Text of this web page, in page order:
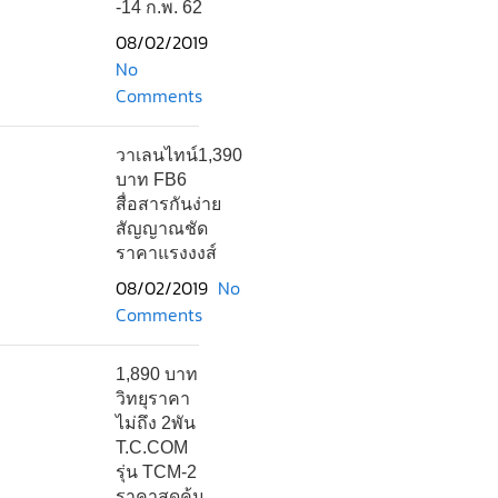
-14 ก.พ. 62
08/02/2019
No
Comments
วาเลนไทน์1,390
บาท FB6
สื่อสารกันง่าย
สัญญาณชัด
ราคาแรงงงส์
08/02/2019 No
Comments
1,890 บาท
วิทยุราคา
ไม่ถึง 2พัน
T.C.COM
รุ่น TCM-2